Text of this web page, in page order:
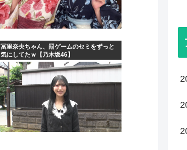
冨里奈央ちゃん、罰ゲームのセミをずっと
気にしてたｗ【乃木坂46】